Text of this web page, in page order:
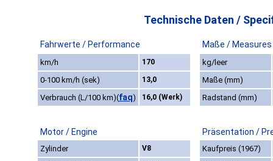
Technische Daten /
Fahrwerte / Performance Maße / Measures
km/h 170
kg/leer
0-100 km/h (sek)
13,0
Maße (mm)
Verbrauch (L/100 km)(faq) 16,0 (Werk) Radstand (mm)
Motor / Engine Präsentation /
Zylinder V8
Kaufpreis (1967)